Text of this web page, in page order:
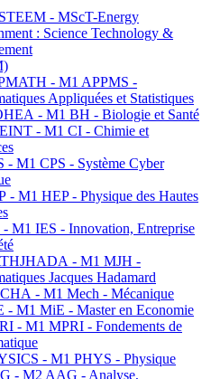
- MScT-Energy
: Science Technology &
- M1 APPMS -
Appliquées et Statistiques
- M1 BH - Biologie et Santé
- M1 CI - Chimie et
- M1 CPS - Système Cyber
- M1 HEP - Physique des Hautes
M1 IES - Innovation, Entreprise
- M1 MJH -
Jacques Hadamard
- M1 Mech - Mécanique
- M1 MiE - Master en Economie
- M1 MPRI - Fondements de
- M1 PHYS - Physique
- M2 AAG - Analyse,